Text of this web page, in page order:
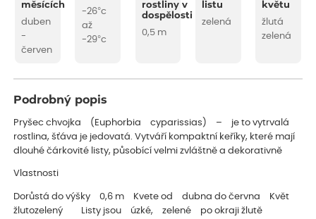
měsících
duben
-
červen
-26°c
až
-29°c
rostliny v
dospělosti
0,5 m
listu
zelená
květu
žlutá
zelená
Podrobný popis
Pryšec chvojka (Euphorbia cyparissias) – je to vytrvalá
rostlina, šťáva je jedovatá. Vytváří kompaktní keříky, které mají
dlouhé čárkovité listy, působící velmi zvláštně a dekorativně
Vlastnosti
Dorůstá do výšky 0,6 m Kvete od dubna do června Květ
žlutozelený Listy jsou úzké, zelené po okraji žlutě